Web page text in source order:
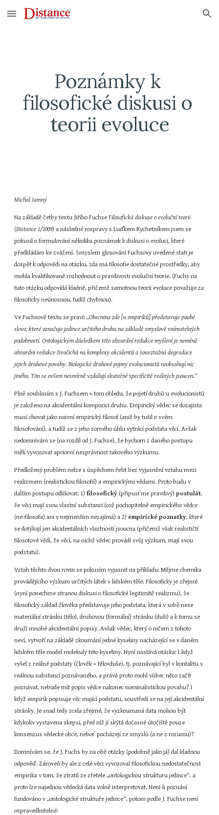
Skip to main content Skip to navigation
Poznámky k
filosofické diskusi o
teorii evoluce
Michal Jamný
Na základě četby textu Jiřího Fuchse Filosofická diskuse o evoluční teorii
(Distance 1/2009) a následné rozpravy s Luďkem Rychetníkem jsem se
pokusil o formulování několika poznámek k diskusi o evoluci, které
předkládám ke zvážení. Smyslem glosování Fuchsovy uvedené stati je
dospět k odpovědi na otázku, zda má filosofie dostatečné prostředky, aby
mohla kvalifikovaně rozhodnout o pravdivosti evoluční teorie. (Fuchs na
tuto otázku odpovídá kladně, přičemž samotnou teorii evoluce považuje za
filosoficky neúnosnou, tudíž chybnou).
Ve Fuchsově textu se praví: „Obecnina zde [u empiriků] představuje pouhé
slovo, které označuje jedince určitého druhu na základě smyslově vnímatelných
podobností. Ontologickým důsledkem této absurdní redukce myšlení je neméně
absurdní redukce živočichů na komplexy akcidentů a souvztažná degradace
jejich druhové povahy. Biologické druhové pojmy evolucionistů neobsahují nic
jiného. Tím se ovšem nesmírně vzdalují skutečné specificitě reálných jsoucen.“
Plně souhlasím s J. Fuchsem v tom ohledu, že pojetí druhů u evolucionistů
je založeno na akcidentální kompozici druhu. Empirický vědec se dozajista
musí chovat jako naivní empirický filosof (aniž by tušil o svém
filosofování), a tudíž se z jeho zorného úhlu vytrácí podstata věcí. Avšak
nedomnívám se (na rozdíl od J. Fuchse), že bychom z daného postupu
měli vyvozovat apriorní nesprávnost takového výzkumu.
Předložený problém nelze s úspěchem řešit bez vyjasnění vztahu mezi
realizmem (realistickou filosofií) a empirickými vědami. Proto budu v
dalším postupu odlišovat: 1) filosofický (připusťme pravdivý) postulát,
že věci mají svou vlastní substanci (což pochopitelně empirického vědce
(ne-filosofa) ani v nejmenším nezajímá) a 2) empirické poznatky, které
se dotýkají jen akcidentálních vlastností jsoucna (přičemž však realističtí
filosofové vědí, že věci, na nichž vědec provádí svůj výzkum, mají svou
podstatu).
Vztah těchto dvou rovin se pokusím vyjasnit na příkladu: Mějme chemika
provádějícího výzkum určitých látek v lidském těle. Filosoficky je zřejmé
(nyní ponechme stranou diskusi o filosofické legitimitě realizmu), že
filosofický základ člověka představuje jeho podstata, která v sobě nese
materiální stránku (tělo), druhovou (formální) stránku (duši) a k tomu se
druží mnohé akcidentální popisy. Avšak vědec, který o ničem z tohoto
neví, vytvoří na základě zkoumání jedné kyseliny nacházející se v daném
lidském těle model molekuly této kyseliny. Nyní nastává otázka: I když
vyšel z reálné podstaty (člověk = tělo+duše), tj. poznávající byl v kontaktu s
reálnou substancí poznávaného, a právě proto mohl vůbec něco začít
poznávat, nebude mít popis vědce nakonec nominalistickou povahu? I
když empirik popisuje věc mající podstatu, soustředí se na její akcidentální
stránky. Je snad tedy zcela zřejmé, že vyzkoumaná data mohou být
kdykoliv vystavena skepsi, před níž jí skýtá dočasné útočiště pouze
konsenzus vědecké obce, neboť pocházejí ze smyslů (a ne z rozumu)?
Domnívám se, že J. Fuchs by na obě otázky (podobně jako já) dal kladnou
odpověď. Zároveň by ale z celé věci vyvozoval filosofickou nedostatečnost
empirika v tom, že ztratil ze zřetele „ontologickou strukturu jedince“, a
proto lze najednou vědecká data volně interpretovat. Není-li poznání
fundováno v „ontologické struktuře jedince“, potom podle J. Fuchse není
ospravedlnitelné: